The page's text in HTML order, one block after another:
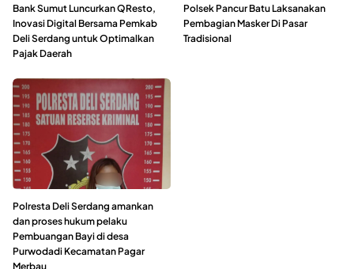
Bank Sumut Luncurkan QResto,
Inovasi Digital Bersama Pemkab
Deli Serdang untuk Optimalkan
Pajak Daerah
Polsek Pancur Batu Laksanakan
Pembagian Masker Di Pasar
Tradisional
Polresta Deli Serdang amankan
dan proses hukum pelaku
Pembuangan Bayi di desa
Purwodadi Kecamatan Pagar
Merbau